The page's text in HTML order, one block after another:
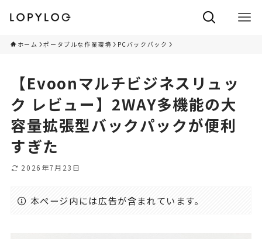
ホーム ポータブルな作業環境 PCバックパック
【Evoonマルチビジネスリュッ
ク レビュー】2WAY多機能の大
容量拡張型バックパックが便利
すぎた
2026年7月23日
本ページ内には広告が含まれています。